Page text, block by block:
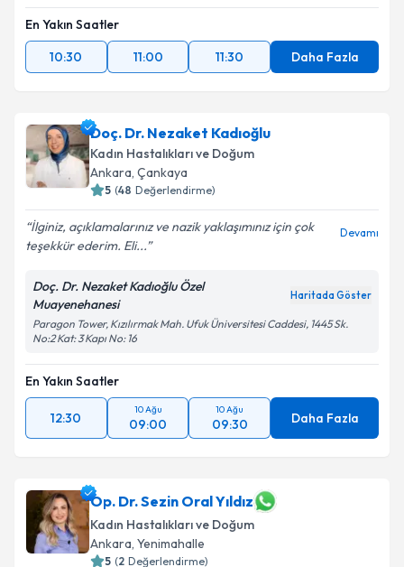
En Yakın Saatler
10:30
11:00 11:30 Daha Fazla
Doç. Dr. Nezaket Kadıoğlu
Kadın Hastalıkları ve Doğum
Ankara, Çankaya
5 (48 Değerlendirme)
İlginiz, açıklamalarınız ve nazik yaklaşımınız için çok
teşekkür ederim. Eli...
Devamı
Doç. Dr. Nezaket Kadıoğlu Özel
Muayenehanesi
Haritada Göster
Paragon Tower, Kızılırmak Mah. Ufuk Üniversitesi Caddesi, 1445 Sk.
No:2 Kat: 3 Kapı No: 16
En Yakın Saatler
12:30
10 Ağu
09:00
10 Ağu
09:30 Daha Fazla
Op. Dr. Sezin Oral Yıldız
Kadın Hastalıkları ve Doğum
Ankara, Yenimahalle
5 (2 Değerlendirme)